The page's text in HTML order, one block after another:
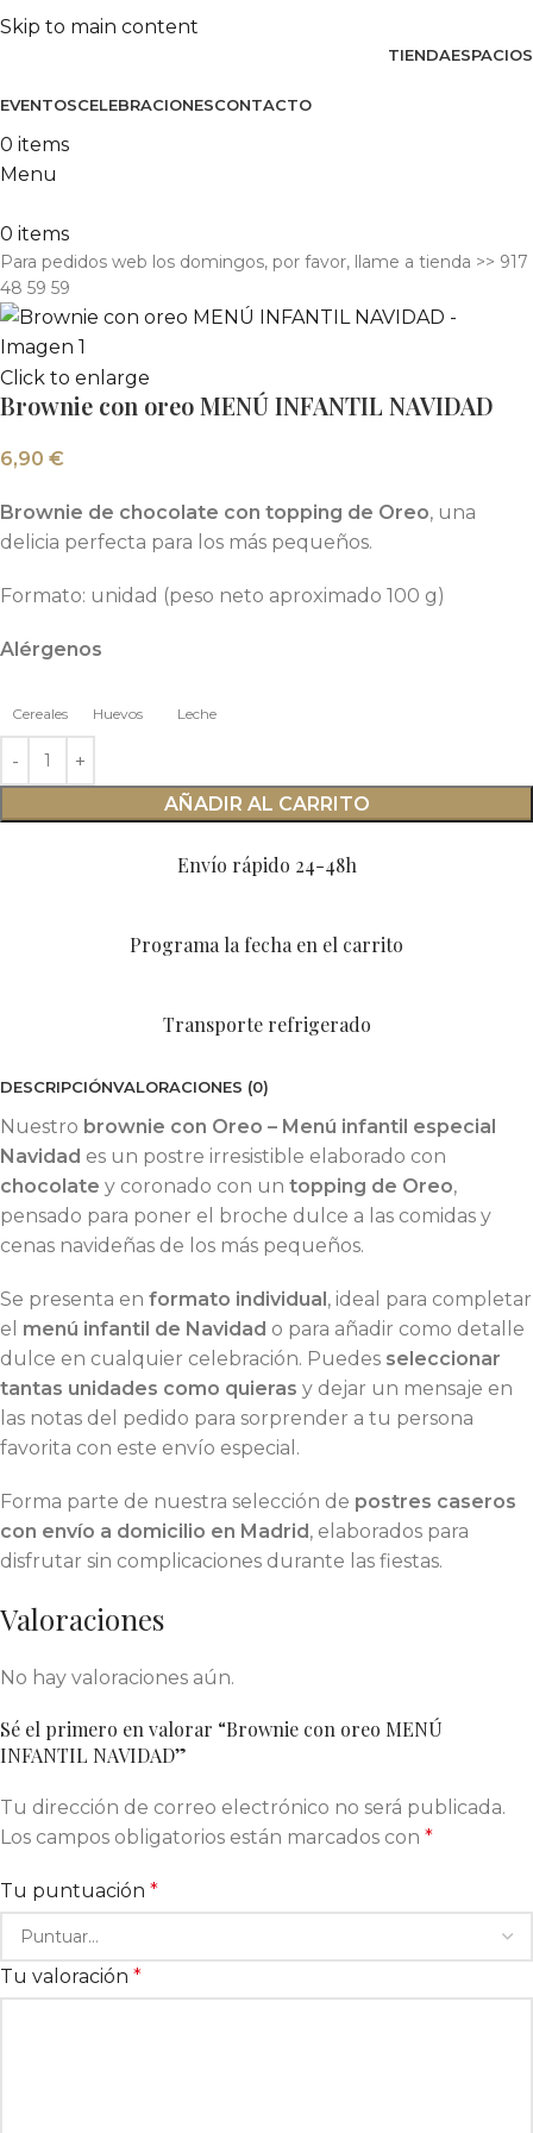
Skip to main content
TIENDAESPACIOS
EVENTOSCELEBRACIONESCONTACTO
0 items
Menu
0 items
Para pedidos web los domingos, por favor, llame a tienda​ >> 917
48 59 59
Click to enlarge
Brownie con oreo MENÚ INFANTIL NAVIDAD
6,90 €
Brownie de chocolate con topping de Oreo, una
delicia perfecta para los más pequeños.
Formato: unidad (peso neto aproximado 100 g)
Alérgenos
Cereales Huevos Leche
AÑADIR AL CARRITO
Envío rápido 24-48h
Programa la fecha en el carrito
Transporte refrigerado
DESCRIPCIÓNVALORACIONES (0)
Nuestro brownie con Oreo – Menú infantil especial
Navidad es un postre irresistible elaborado con
chocolate y coronado con un topping de Oreo,
pensado para poner el broche dulce a las comidas y
cenas navideñas de los más pequeños.
Se presenta en formato individual, ideal para completar
el menú infantil de Navidad o para añadir como detalle
dulce en cualquier celebración. Puedes seleccionar
tantas unidades como quieras y dejar un mensaje en
las notas del pedido para sorprender a tu persona
favorita con este envío especial.
Forma parte de nuestra selección de postres caseros
con envío a domicilio en Madrid, elaborados para
disfrutar sin complicaciones durante las fiestas.
Valoraciones
No hay valoraciones aún.
Sé el primero en valorar “Brownie con oreo MENÚ
INFANTIL NAVIDAD”
Tu dirección de correo electrónico no será publicada.
Los campos obligatorios están marcados con *
Tu puntuación *
Tu valoración *